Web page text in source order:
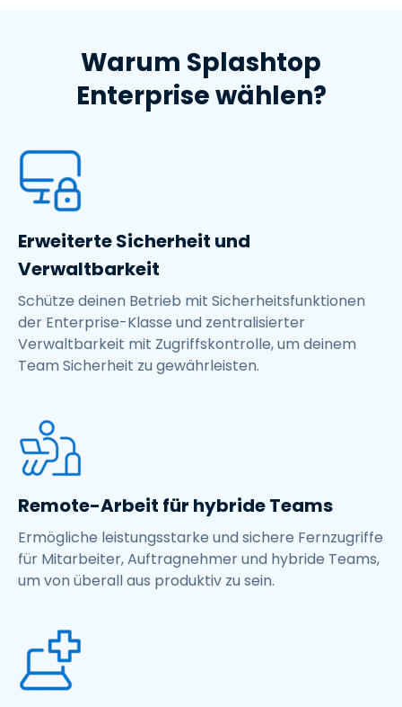
Warum Splashtop
Enterprise wählen?
Erweiterte Sicherheit und
Verwaltbarkeit
Schütze deinen Betrieb mit Sicherheitsfunktionen
der Enterprise-Klasse und zentralisierter
Verwaltbarkeit mit Zugriffskontrolle, um deinem
Team Sicherheit zu gewährleisten.
Remote-Arbeit für hybride Teams
Ermögliche leistungsstarke und sichere Fernzugriffe
für Mitarbeiter, Auftragnehmer und hybride Teams,
um von überall aus produktiv zu sein.